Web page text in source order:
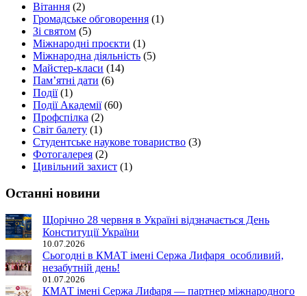
Вітання (2)
Громадське обговорення (1)
Зі святом (5)
Міжнародні проєкти (1)
Міжнародна діяльність (5)
Майстер-класи (14)
Пам’ятні дати (6)
Події(1)
Події Академії(60)
Профспілка (2)
Світ балету (1)
Студентське наукове товариство (3)
Фотогалерея (2)
Цивільний захист (1)
Останні новини
Щорічно 28 червня в Україні відзначається День
Конституції України
10.07.2026
Сьогодні в КМАТ імені Сержа Лифаря особливий,
незабутній день!
01.07.2026
КМАТ імені Сержа Лифаря — партнер міжнародного